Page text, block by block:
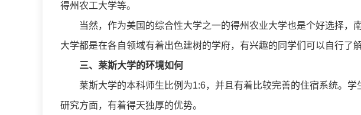
得州农工大学等。
当然，作为美国的综合性大学之一的得州农业大学也是个好选择，
大学都是在各自领域有着出色建树的学府，有兴趣的同学们可以自行了
三、莱斯大学的环境如何
莱斯大学的本科师生比例为1:6，并且有着比较完善的住宿系统。
研究方面，有着得天独厚的优势。